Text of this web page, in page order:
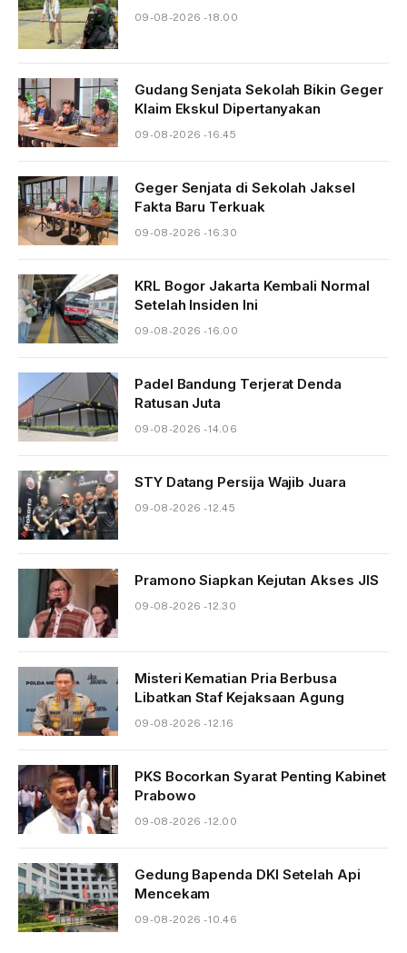
09-08-2026 - 18.00
Gudang Senjata Sekolah Bikin Geger
Klaim Ekskul Dipertanyakan
09-08-2026 - 16.45
Geger Senjata di Sekolah Jaksel
Fakta Baru Terkuak
09-08-2026 - 16.30
KRL Bogor Jakarta Kembali Normal
Setelah Insiden Ini
09-08-2026 - 16.00
Padel Bandung Terjerat Denda
Ratusan Juta
09-08-2026 - 14.06
STY Datang Persija Wajib Juara
09-08-2026 - 12.45
Pramono Siapkan Kejutan Akses JIS
09-08-2026 - 12.30
Misteri Kematian Pria Berbusa
Libatkan Staf Kejaksaan Agung
09-08-2026 - 12.16
PKS Bocorkan Syarat Penting Kabinet
Prabowo
09-08-2026 - 12.00
Gedung Bapenda DKI Setelah Api
Mencekam
09-08-2026 - 10.46